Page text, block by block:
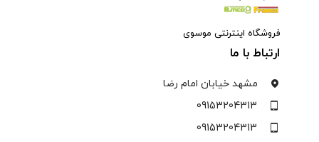
فروشگاه اینترنتی موسوی
ارتباط با ما
مشهد خیابان امام رضا
09153204313
09153204313